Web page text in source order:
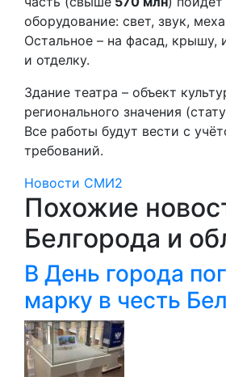
оборудование: свет, звук,
Остальное – на фасад, крышу,
и отделку.
Здание театра – объект
регионального значения
Все работы будут вести с
требований.
Новости СМИ2
Похожие
Белгорода и
В День города
марку в честь